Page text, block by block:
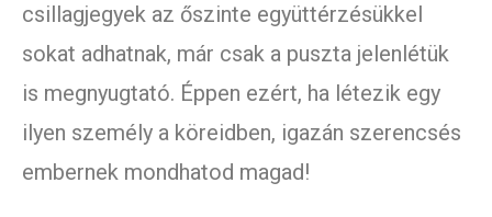
csillagjegyek az őszinte együttérzésükkel
sokat adhatnak, már csak a puszta jelenlétük
is megnyugtató. Éppen ezért, ha létezik egy
ilyen személy a köreidben, igazán szerencsés
embernek mondhatod magad!